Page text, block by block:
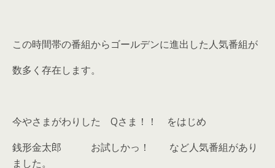
この時間帯の番組からゴールデンに進出した人気番組が
数多く存在します。
今やさまがわりした Qさま！！ をはじめ
銭形金太郎 お試しかっ！ など人気番組があり
ました。